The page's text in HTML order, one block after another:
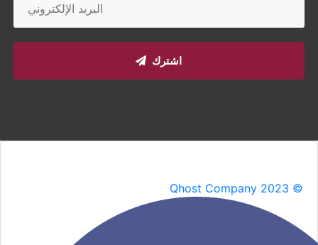
اشترك
Qhost Company 2023 ©